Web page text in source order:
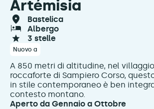
Artémisia
bastelica
albergo
3 stelle
Nuovo a
A 850 metri di altitudine, nel
roccaforte di Sampiero Corso,
in stile contemporaneo è ben
contesto montano.
Aperto da Gennaio a Ottobre